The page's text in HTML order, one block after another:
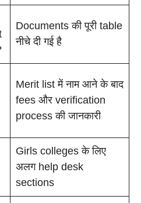
Documents की पूरी table
नीचे दी गई है
Merit list में नाम आने के बाद
fees और verification
process की जानकारी
Girls colleges के लिए
अलग help desk
sections